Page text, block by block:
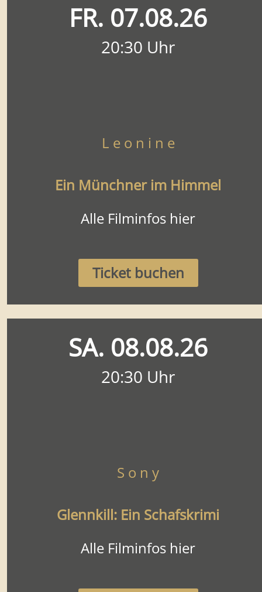
FR. 07.08.26
20:30 Uhr
L e o n i n e
Ein Münchner im Himmel
Alle Filminfos hier
Ticket buchen
SA. 08.08.26
20:30 Uhr
S o n y
Glennkill: Ein Schafskrimi
Alle Filminfos hier